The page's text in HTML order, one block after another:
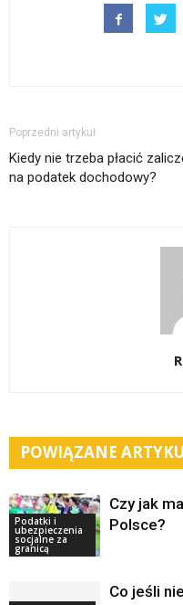
Poprzedni artykuł
Kiedy nie trzeba płacić
na podatek dochodowy?
POWIĄZANE
Podatki i
ubezpieczenia
socjalne za
granicą
Czy jak
Polsce?
Co jeśli